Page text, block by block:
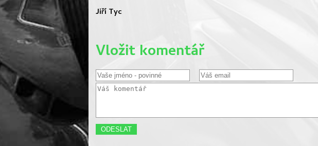
Jiří Tyc
Vložit komentář